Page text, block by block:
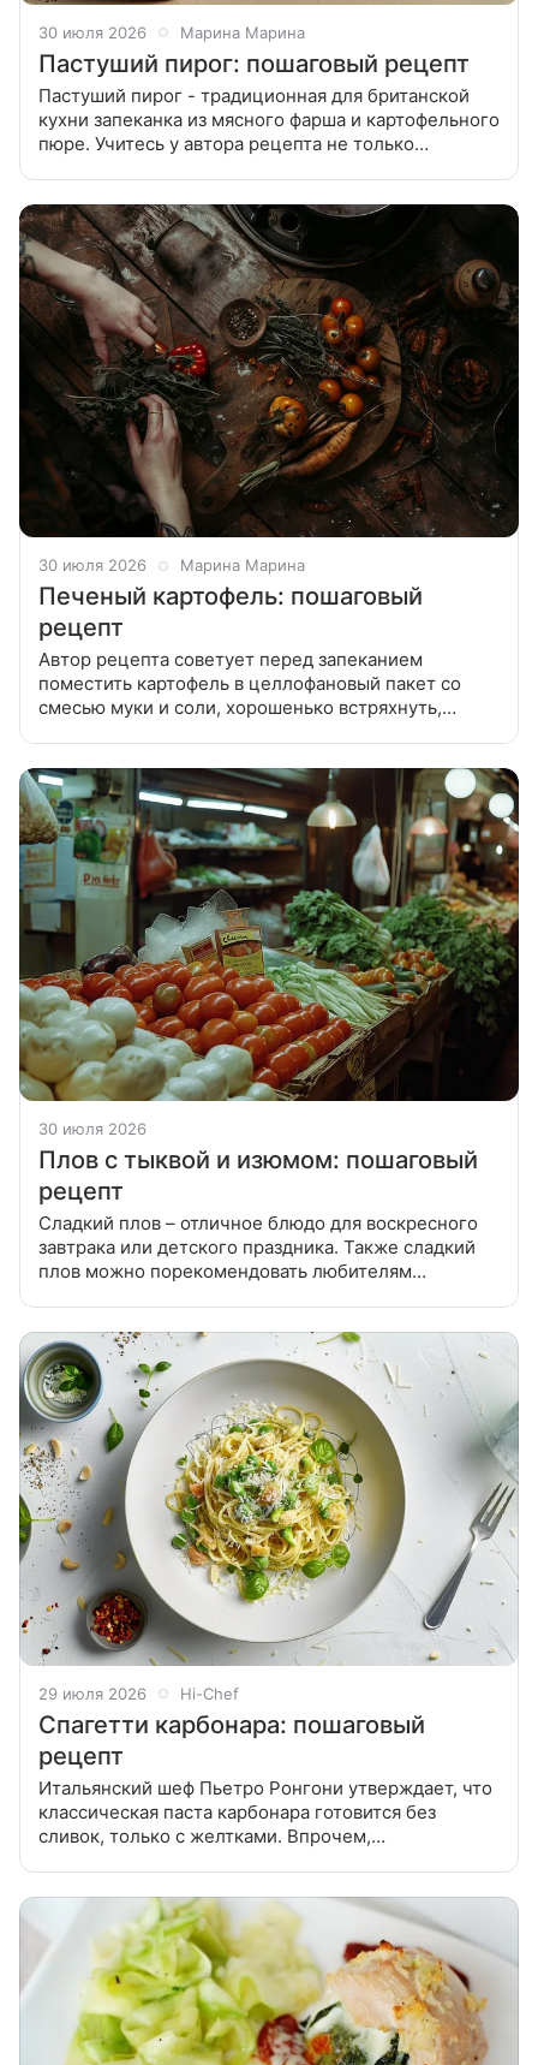
30 июля 2026 Марина Марина
Пастуший пирог: пошаговый рецепт
Пастуший пирог - традиционная для британской
кухни запеканка из мясного фарша и картофельного
пюре. Учитесь у автора рецепта не только
30 июля 2026 Марина Марина
Печеный картофель: пошаговый
рецепт
Автор рецепта советует перед запеканием
поместить картофель в целлофановый пакет со
смесью муки и соли, хорошенько встряхнуть,
30 июля 2026
Плов с тыквой и изюмом: пошаговый
рецепт
Сладкий плов – отличное блюдо для воскресного
завтрака или детского праздника. Также сладкий
плов можно порекомендовать любителям
29 июля 2026 Hi-Chef
Спагетти карбонара: пошаговый
рецепт
Итальянский шеф Пьетро Ронгони утверждает, что
классическая паста карбонара готовится без
сливок, только с желтками. Впрочем,